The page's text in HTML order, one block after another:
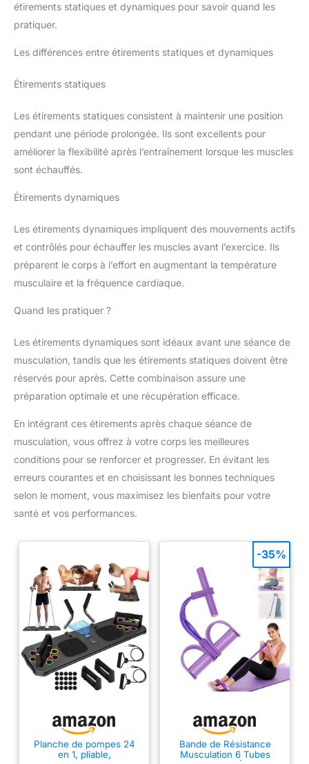
étirements statiques et dynamiques pour savoir quand les
pratiquer.
Les différences entre étirements statiques et dynamiques
Étirements statiques
Les étirements statiques consistent à maintenir une position
pendant une période prolongée. Ils sont excellents pour
améliorer la flexibilité après l’entraînement lorsque les muscles
sont échauffés.
Étirements dynamiques
Les étirements dynamiques impliquent des mouvements actifs
et contrôlés pour échauffer les muscles avant l’exercice. Ils
préparent le corps à l’effort en augmentant la température
musculaire et la fréquence cardiaque.
Quand les pratiquer ?
Les étirements dynamiques sont idéaux avant une séance de
musculation, tandis que les étirements statiques doivent être
réservés pour après. Cette combinaison assure une
préparation optimale et une récupération efficace.
En intégrant ces étirements après chaque séance de
musculation, vous offrez à votre corps les meilleures
conditions pour se renforcer et progresser. En évitant les
erreurs courantes et en choisissant les bonnes techniques
selon le moment, vous maximisez les bienfaits pour votre
santé et vos performances.
Planche de pompes 24
en 1, pliable,
Bande de Résistance
Musculation 6 Tubes
-35%